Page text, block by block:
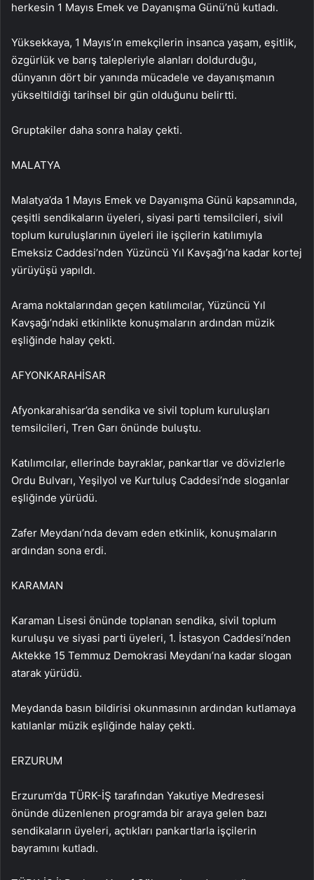
herkesin 1 Mayıs Emek ve Dayanışma Günü’nü kutladı.
Yüksekkaya, 1 Mayıs’ın emekçilerin insanca yaşam, eşitlik,
özgürlük ve barış talepleriyle alanları doldurduğu,
dünyanın dört bir yanında mücadele ve dayanışmanın
yükseltildiği tarihsel bir gün olduğunu belirtti.
Gruptakiler daha sonra halay çekti.
MALATYA
Malatya’da 1 Mayıs Emek ve Dayanışma Günü kapsamında,
çeşitli sendikaların üyeleri, siyasi parti temsilcileri, sivil
toplum kuruluşlarının üyeleri ile işçilerin katılımıyla
Emeksiz Caddesi’nden Yüzüncü Yıl Kavşağı’na kadar kortej
yürüyüşü yapıldı.
Arama noktalarından geçen katılımcılar, Yüzüncü Yıl
Kavşağı’ndaki etkinlikte konuşmaların ardından müzik
eşliğinde halay çekti.
AFYONKARAHİSAR
Afyonkarahisar’da sendika ve sivil toplum kuruluşları
temsilcileri, Tren Garı önünde buluştu.
Katılımcılar, ellerinde bayraklar, pankartlar ve dövizlerle
Ordu Bulvarı, Yeşilyol ve Kurtuluş Caddesi’nde sloganlar
eşliğinde yürüdü.
Zafer Meydanı’nda devam eden etkinlik, konuşmaların
ardından sona erdi.
KARAMAN
Karaman Lisesi önünde toplanan sendika, sivil toplum
kuruluşu ve siyasi parti üyeleri, 1. İstasyon Caddesi’nden
Aktekke 15 Temmuz Demokrasi Meydanı’na kadar slogan
atarak yürüdü.
Meydanda basın bildirisi okunmasının ardından kutlamaya
katılanlar müzik eşliğinde halay çekti.​​​​​​​
ERZURUM
Erzurum’da TÜRK-İŞ tarafından Yakutiye Medresesi
önünde düzenlenen programda bir araya gelen bazı
sendikaların üyeleri, açtıkları pankartlarla işçilerin
bayramını kutladı.